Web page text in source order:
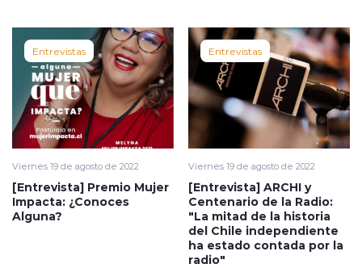
Entrevistas
Viernes 19 de agosto de 2022
[Entrevista] Premio Mujer
Impacta: ¿Conoces
Alguna?
Entrevistas
Viernes 19 de agosto de 2022
[Entrevista] ARCHI y
Centenario de la Radio:
"La mitad de la historia
del Chile independiente
ha estado contada por la
radio"